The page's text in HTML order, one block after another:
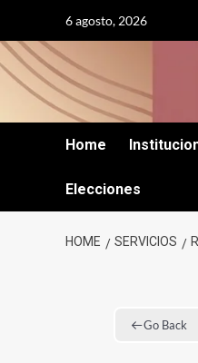
content
6 agosto, 2026
Home
Elecciones
HOME SERVICIOS
Go Back